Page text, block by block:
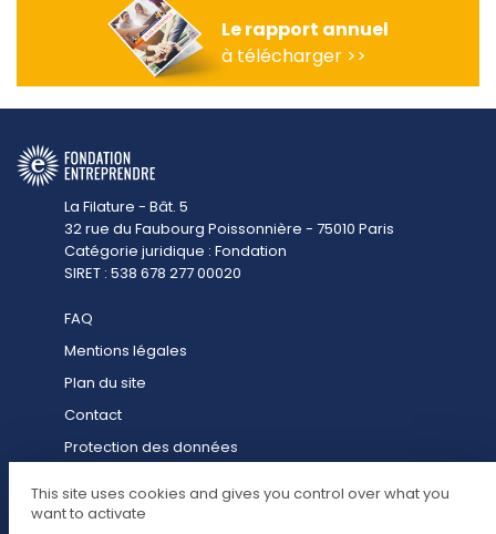
Le rapport annuel
à télécharger >>
La Filature - Bât. 5
32 rue du Faubourg Poissonnière - 75010 Paris
Catégorie juridique : Fondation
SIRET : 538 678 277 00020
FAQ
Mentions légales
Plan du site
Contact
Protection des données
Cookies
This site uses cookies and gives you control over what you
want to activate